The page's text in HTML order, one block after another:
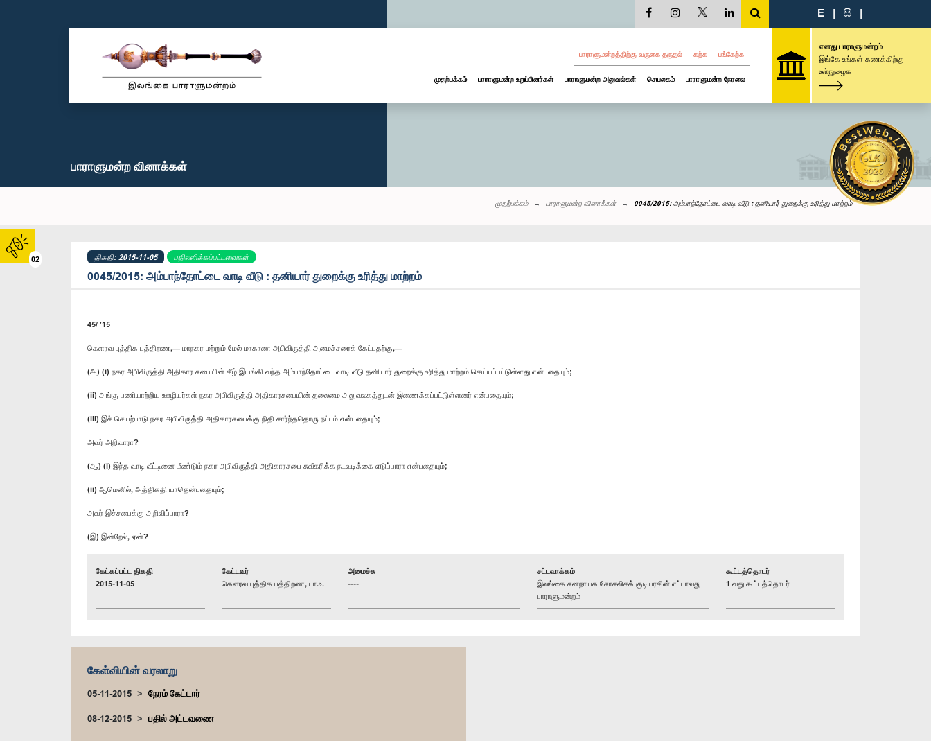
02
E | සි |
பாராளுமன்றத்திற்கு வருகை தருதல் கற்க பங்கேற்க
முதற்பக்கம் பாராளுமன்ற உறுப்பினர்கள் பாராளுமன்ற அலுவல்கள் செயலகம் பாராளுமன்ற நேரலை
எனது பாராளுமன்றம்
இங்கே உங்கள் கணக்கிற்கு
உள்நுழைக
பாராளுமன்ற வினாக்கள்
முதற்பக்கம் பாராளுமன்ற வினாக்கள் 0045/2015: அம்பாந்தோட்டை வாடி வீடு : தனியார் துறைக்கு உரித்து மாற்றம்
திகதி: 2015-11-05 பதிலளிக்கப்பட்டவைகள்
0045/2015: அம்பாந்தோட்டை வாடி வீடு : தனியார் துறைக்கு உரித்து மாற்றம்
45/ '15
கெளரவ புத்திக பத்திறண,— மாநகர மற்றும் மேல் மாகாண அபிவிருத்தி அமைச்சரைக் கேட்பதற்கு,—
(அ) (i) நகர அபிவிருத்தி அதிகார சபையின் கீழ் இயங்கி வந்த அம்பாந்தோட்டை வாடி வீடு தனியார் துறைக்கு உரித்து மாற்றம் செய்யப்பட்டுள்ளது என்பதையும்;
(ii) அங்கு பணியாற்றிய ஊழியர்கள் நகர அபிவிருத்தி அதிகாரசபையின் தலைமை அலுவலகத்துடன் இணைக்கப்பட்டுள்ளனர் என்பதையும்;
(iii) இச் செயற்பாடு நகர அபிவிருத்தி அதிகாரசபைக்கு நிதி சார்ந்ததொரு நட்டம் என்பதையும்;
அவர் அறிவாரா?
(ஆ) (i) இந்த வாடி வீட்டினை மீண்டும் நகர அபிவிருத்தி அதிகாரசபை சுவீகரிக்க நடவடிக்கை எடுப்பாரா என்பதையும்;
(ii) ஆமெனில், அத்திகதி யாதென்பதையும்;
அவர் இச்சபைக்கு அறிவிப்பாரா?
(இ) இன்றேல், ஏன்?
கேட்கப்பட்ட திகதி
2015-11-05
கேட்டவர்
கௌரவ புத்திக பத்திறண, பா.உ.
அமைச்சு
----
சட்டவாக்கம்
இலங்கை சனநாயக சோசலிசக் குடியரசின் எட்டாவது
பாராளுமன்றம்
கூட்டத்தொடர்
1 வது கூட்டத்தொடர்
கேள்வியின் வரலாறு
05-11-2015
நேரம் கேட்டார்
08-12-2015
பதில் அட்டவணை